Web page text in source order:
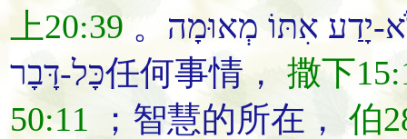
上20:39
כָּל-דָּבָר任何事情， 撒下
50:11 ；智慧的所在， 伯